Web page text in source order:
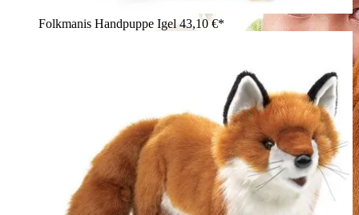
Folkmanis Handpuppe Igel43,10 €*